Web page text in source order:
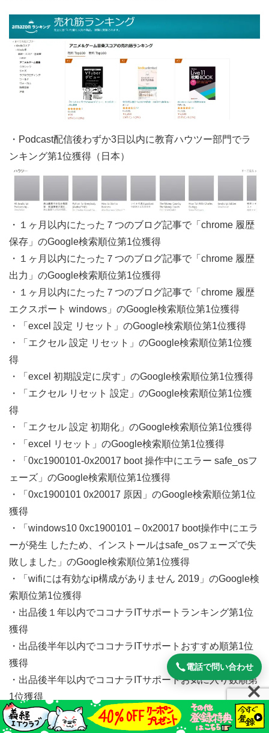
・Podcast配信後わずか3日以内に教育ハウツー部門でラ
ンキング第1位獲得（日本）
・１ヶ月以内にたった７つのブログ記事で「chrome 履歴
保存」のGoogle検索順位第1位獲得
・１ヶ月以内にたった７つのブログ記事で「chrome 履歴
出力」のGoogle検索順位第1位獲得
・１ヶ月以内にたった７つのブログ記事で「chrome 履歴
エクスポート windows」のGoogle検索順位第1位獲得
・「excel 設定 リセット」のGoogle検索順位第1位獲得
・「エクセル 設定 リセット」のGoogle検索順位第1位獲
得
・「excel 初期設定に戻す」のGoogle検索順位第1位獲得
・「エクセル リセット 設定」のGoogle検索順位第1位獲
得
・「エクセル 設定 初期化」のGoogle検索順位第1位獲得
・「excel リセット」のGoogle検索順位第1位獲得
・「0xc1900101-0x20017 boot 操作中にエラー safe_osフ
ェーズ」のGoogle検索順位第1位獲得
・「0xc1900101 0x20017 原因」のGoogle検索順位第1位
獲得
・「windows10 0xc1900101 – 0x20017 boot操作中にエラ
ーが発生 したため、インストールはsafe_osフェーズで失
敗しました」のGoogle検索順位第1位獲得
・「wifiには有効なip構成がありません 2019」のGoogle検
索順位第1位獲得
・出品後１年以内でココナラITサポートランキング第1位
獲得
・出品後半年以内でココナラITサポートおすすめ順第1位
獲得
・出品後半年以内でココナラITサポートお気に入り数順第
1位獲得
・出品後半年以内でココナラセキュリティ対策おすすめ順
第1位獲得
電話で問い合わせ